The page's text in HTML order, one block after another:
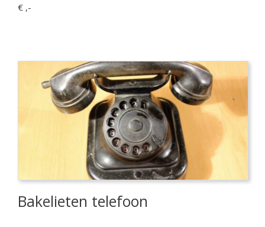
€ ,-
Bakelieten telefoon